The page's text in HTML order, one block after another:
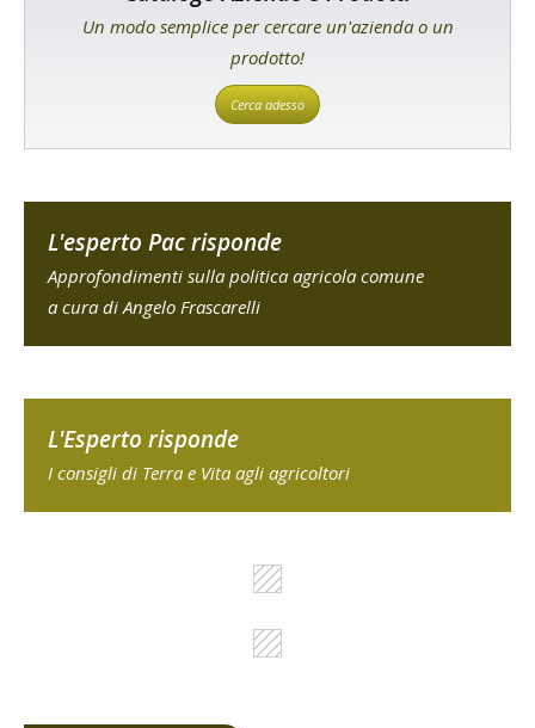
Un modo semplice per cercare un'azienda o un
prodotto!
Cerca adesso
L'esperto Pac risponde
Approfondimenti sulla politica agricola comune
a cura di Angelo Frascarelli
L'Esperto risponde
I consigli di Terra e Vita agli agricoltori